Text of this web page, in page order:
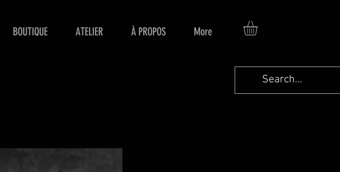
BOUTIQUE ATELIER À PROPOS More